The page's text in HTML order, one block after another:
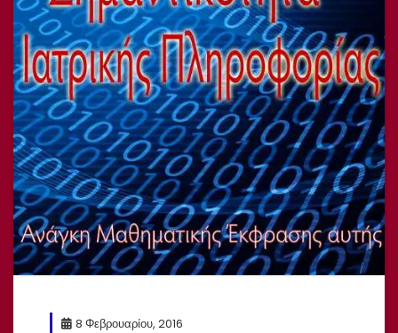
8 Φεβρουαρίου, 2016